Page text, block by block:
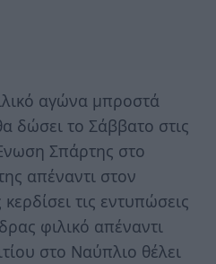
αγώνα μπροστά
δώσει το Σάββατο στις
Σπάρτης στο
απέναντι στον
τις εντυπώσεις
φιλικό απέναντι
στο Ναύπλιο θέλει